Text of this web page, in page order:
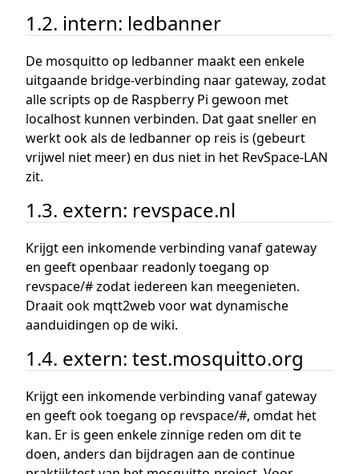
1.2. intern: ledbanner
De mosquitto op ledbanner maakt een enkele
uitgaande bridge-verbinding naar gateway, zodat
alle scripts op de Raspberry Pi gewoon met
localhost kunnen verbinden. Dat gaat sneller en
werkt ook als de ledbanner op reis is (gebeurt
vrijwel niet meer) en dus niet in het RevSpace-LAN
zit.
1.3. extern: revspace.nl
Krijgt een inkomende verbinding vanaf gateway
en geeft openbaar readonly toegang op
revspace/# zodat iedereen kan meegenieten.
Draait ook mqtt2web voor wat dynamische
aanduidingen op de wiki.
1.4. extern: test.mosquitto.org
Krijgt een inkomende verbinding vanaf gateway
en geeft ook toegang op revspace/#, omdat het
kan. Er is geen enkele zinnige reden om dit te
doen, anders dan bijdragen aan de continue